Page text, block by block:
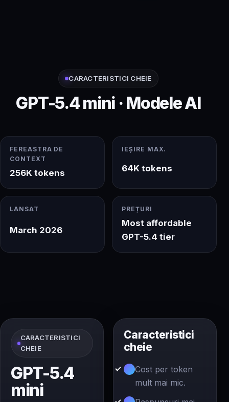
CARACTERISTICI CHEIE
GPT-5.4 mini · Modele AI
FEREASTRA DE
CONTEXT
256K tokens
IEȘIRE MAX.
64K tokens
LANSAT
March 2026
PREȚURI
Most affordable
GPT-5.4 tier
CARACTERISTICI
CHEIE
GPT-5.4
mini
Caracteristici
cheie
Cost per token
mult mai mic.